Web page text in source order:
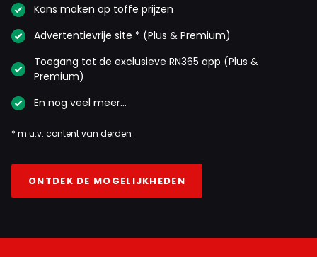
Kans maken op toffe prijzen
Advertentievrije site * (Plus & Premium)
Toegang tot de exclusieve RN365 app (Plus &
Premium)
En nog veel meer…
* m.u.v. content van derden
ONTDEK DE MOGELIJKHEDEN